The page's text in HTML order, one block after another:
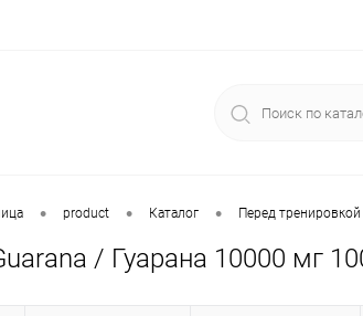
• product • Каталог • Перед тренировкой
/ Гуарана 10000 мг